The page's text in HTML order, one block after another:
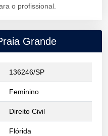
o profissional.
Grande
136246/SP
Feminino
Direito Civil
Flórida